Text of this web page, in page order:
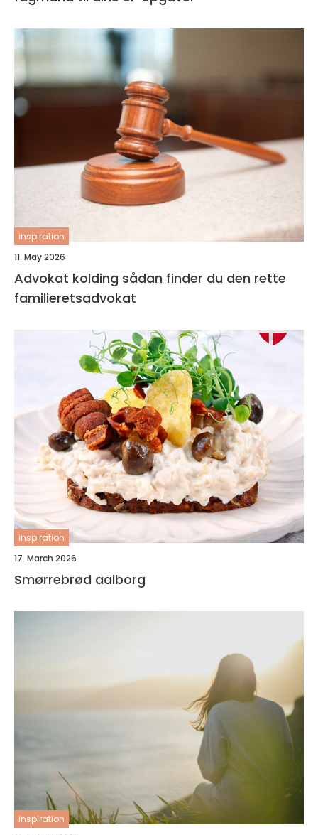
inspiration
11. May 2026
Advokat kolding sådan finder du den rette
familieretsadvokat
inspiration
17. March 2026
Smørrebrød aalborg
inspiration